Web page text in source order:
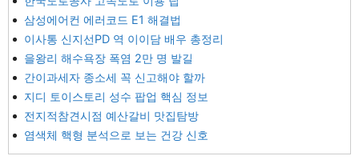
삼성에어컨 에러코드 E1 해결법
이사통 신지선PD 역 이이담 배우 총정리
을왕리 해수욕장 폭염 2만 명 발길
간이과세자 종소세 꼭 신고해야 할까
지디 토이스토리 성수 팝업 핵심 정보
전지적참견시점 예산갈비 맛집탐방
염색체 핵형 분석으로 보는 건강 신호